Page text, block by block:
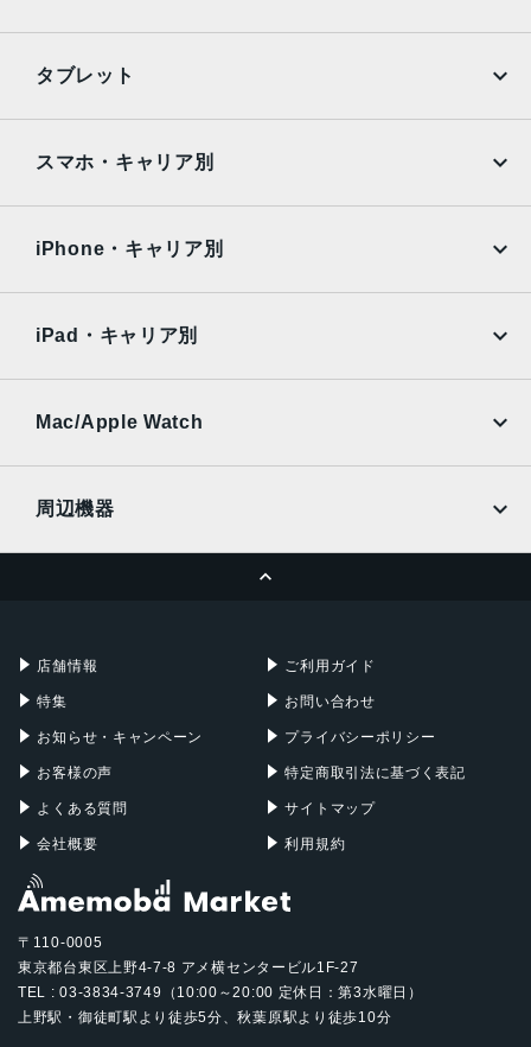
AQUOS
OPPO Android
タブレット
Surface
Xiaomi Tablet
スマホ・キャリア別
Ymobile
UQmobile
iPhone・キャリア別
Ymobile
UQmobile
iPad・キャリア別
Mac/Apple Watch
周辺機器
店舗情報
特集
お知らせ・キャンペーン
お客様の声
よくある質問
会社概要
ご利用ガイド
お問い合わせ
プライバシーポリシー
特定商取引法に基づく表記
サイトマップ
利用規約
〒110-0005
東京都台東区上野4-7-8 アメ横センタービル1F-27
TEL : 03-3834-3749（10:00～20:00 定休日：第3水曜日）
上野駅・御徒町駅より徒歩5分、秋葉原駅より徒歩10分